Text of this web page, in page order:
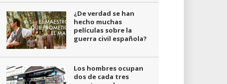
¿De verdad se han
hecho muchas
películas sobre la
guerra civil española?
Los hombres ocupan
dos de cada tres